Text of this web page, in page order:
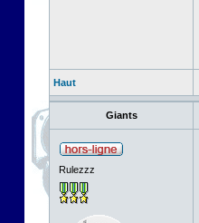
Haut
Giants
Rulezzz